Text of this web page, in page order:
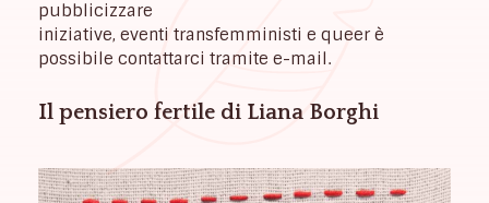
pubblicizzare
iniziative, eventi transfemministi e queer è
possibile contattarci tramite e-mail.
Il pensiero fertile di Liana Borghi